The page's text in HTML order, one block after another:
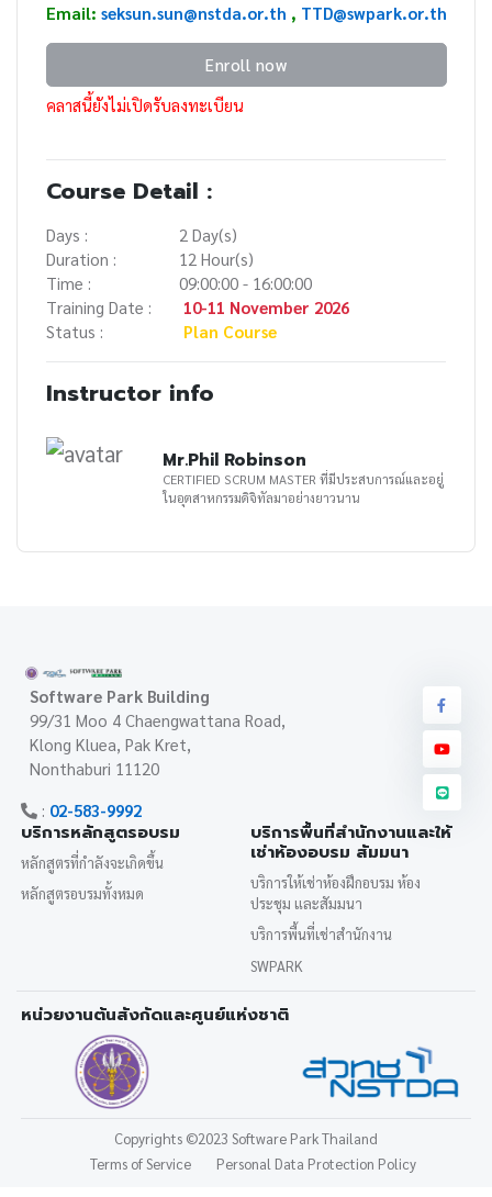
Email: seksun.sun@nstda.or.th , TTD@swpark.or.th
Enroll now
คลาสนี้ยังไม่เปิดรับลงทะเบียน
Course Detail :
Days :
2 Day(s)
Duration :
12 Hour(s)
Time :
09:00:00 - 16:00:00
Training Date :
10-11 November 2026
Status :
Plan Course
Instructor info
Mr.Phil Robinson
CERTIFIED SCRUM MASTER ที่มีประสบการณ์และอยู่
ในอุตสาหกรรมดิจิทัลมาอย่างยาวนาน
Software Park Building
99/31 Moo 4 Chaengwattana Road,
Klong Kluea, Pak Kret,
Nonthaburi 11120
: 02-583-9992
บริการหลักสูตรอบรม
หลักสูตรที่กำลังจะเกิดขึ้น
หลักสูตรอบรมทั้งหมด
บริการพื้นที่สำนักงานและให้
เช่าห้องอบรม สัมมนา
บริการให้เช่าห้องฝึกอบรม ห้อง
ประชุม และสัมมนา
บริการพื้นที่เช่าสำนักงาน
SWPARK
หน่วยงานต้นสังกัดและศูนย์แห่งชาติ
Copyrights ©2023 Software Park Thailand
Terms of Service
Personal Data Protection Policy